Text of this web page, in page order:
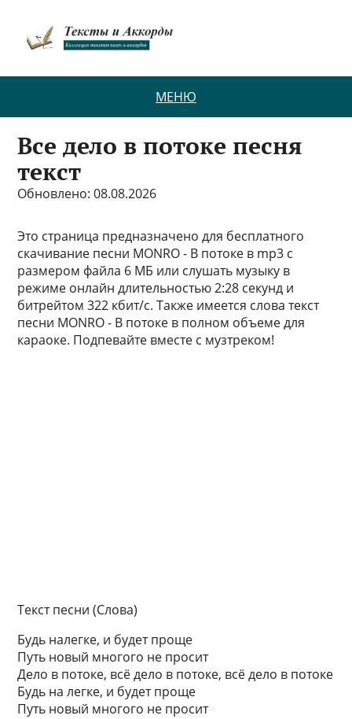
МЕНЮ
Все дело в потоке песня
текст
Обновлено: 08.08.2026
Это страница предназначено для бесплатного
скачивание песни MONRO - В потоке в mp3 с
размером файла 6 МБ или слушать музыку в
режиме онлайн длительностью 2:28 секунд и
битрейтом 322 кбит/с. Также имеется слова текст
песни MONRO - В потоке в полном объеме для
караоке. Подпевайте вместе с музтреком!
Текст песни (Слова)
Будь налегке, и будет проще
Путь новый многого не просит
Дело в потоке, всё дело в потоке, всё дело в потоке
Будь на легке, и будет проще
Путь новый многого не просит